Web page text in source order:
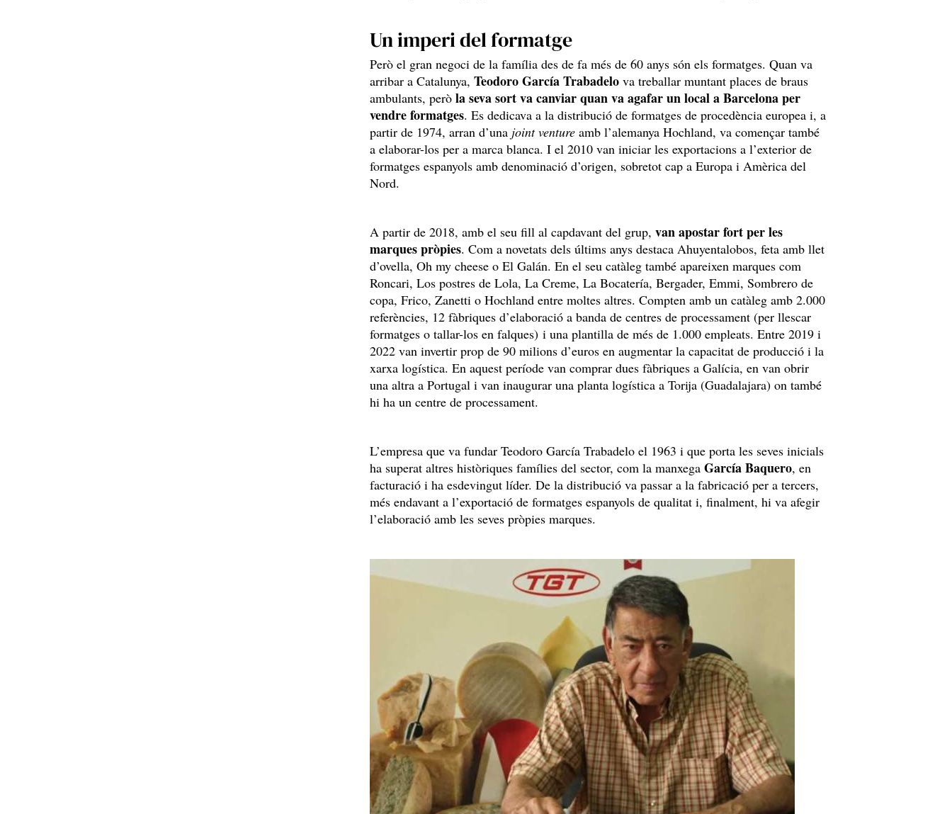
Un imperi del formatge
Però el gran negoci de la família des de fa més de 60 anys són els formatges. Quan va
arribar a Catalunya, Teodoro García Trabadelo va treballar muntant places de braus
ambulants, però la seva sort va canviar quan va agafar un local a Barcelona per
vendre formatges. Es dedicava a la distribució de formatges de procedència europea i, a
partir de 1974, arran d’una joint venture amb l’alemanya Hochland, va començar també
a elaborar-los per a marca blanca. I el 2010 van iniciar les exportacions a l’exterior de
formatges espanyols amb denominació d’origen, sobretot cap a Europa i Amèrica del
Nord.
A partir de 2018, amb el seu fill al capdavant del grup, van apostar fort per les
marques pròpies. Com a novetats dels últims anys destaca Ahuyentalobos, feta amb llet
d’ovella, Oh my cheese o El Galán. En el seu catàleg també apareixen marques com
Roncari, Los postres de Lola, La Creme, La Bocatería, Bergader, Emmi, Sombrero de
copa, Frico, Zanetti o Hochland entre moltes altres. Compten amb un catàleg amb 2.000
referències, 12 fàbriques d’elaboració a banda de centres de processament (per llescar
formatges o tallar-los en falques) i una plantilla de més de 1.000 empleats. Entre 2019 i
2022 van invertir prop de 90 milions d’euros en augmentar la capacitat de producció i la
xarxa logística. En aquest període van comprar dues fàbriques a Galícia, en van obrir
una altra a Portugal i van inaugurar una planta logística a Torija (Guadalajara) on també
hi ha un centre de processament.
L’empresa que va fundar Teodoro García Trabadelo el 1963 i que porta les seves inicials
ha superat altres històriques famílies del sector, com la manxega García Baquero, en
facturació i ha esdevingut líder. De la distribució va passar a la fabricació per a tercers,
més endavant a l’exportació de formatges espanyols de qualitat i, finalment, hi va afegir
l’elaboració amb les seves pròpies marques.